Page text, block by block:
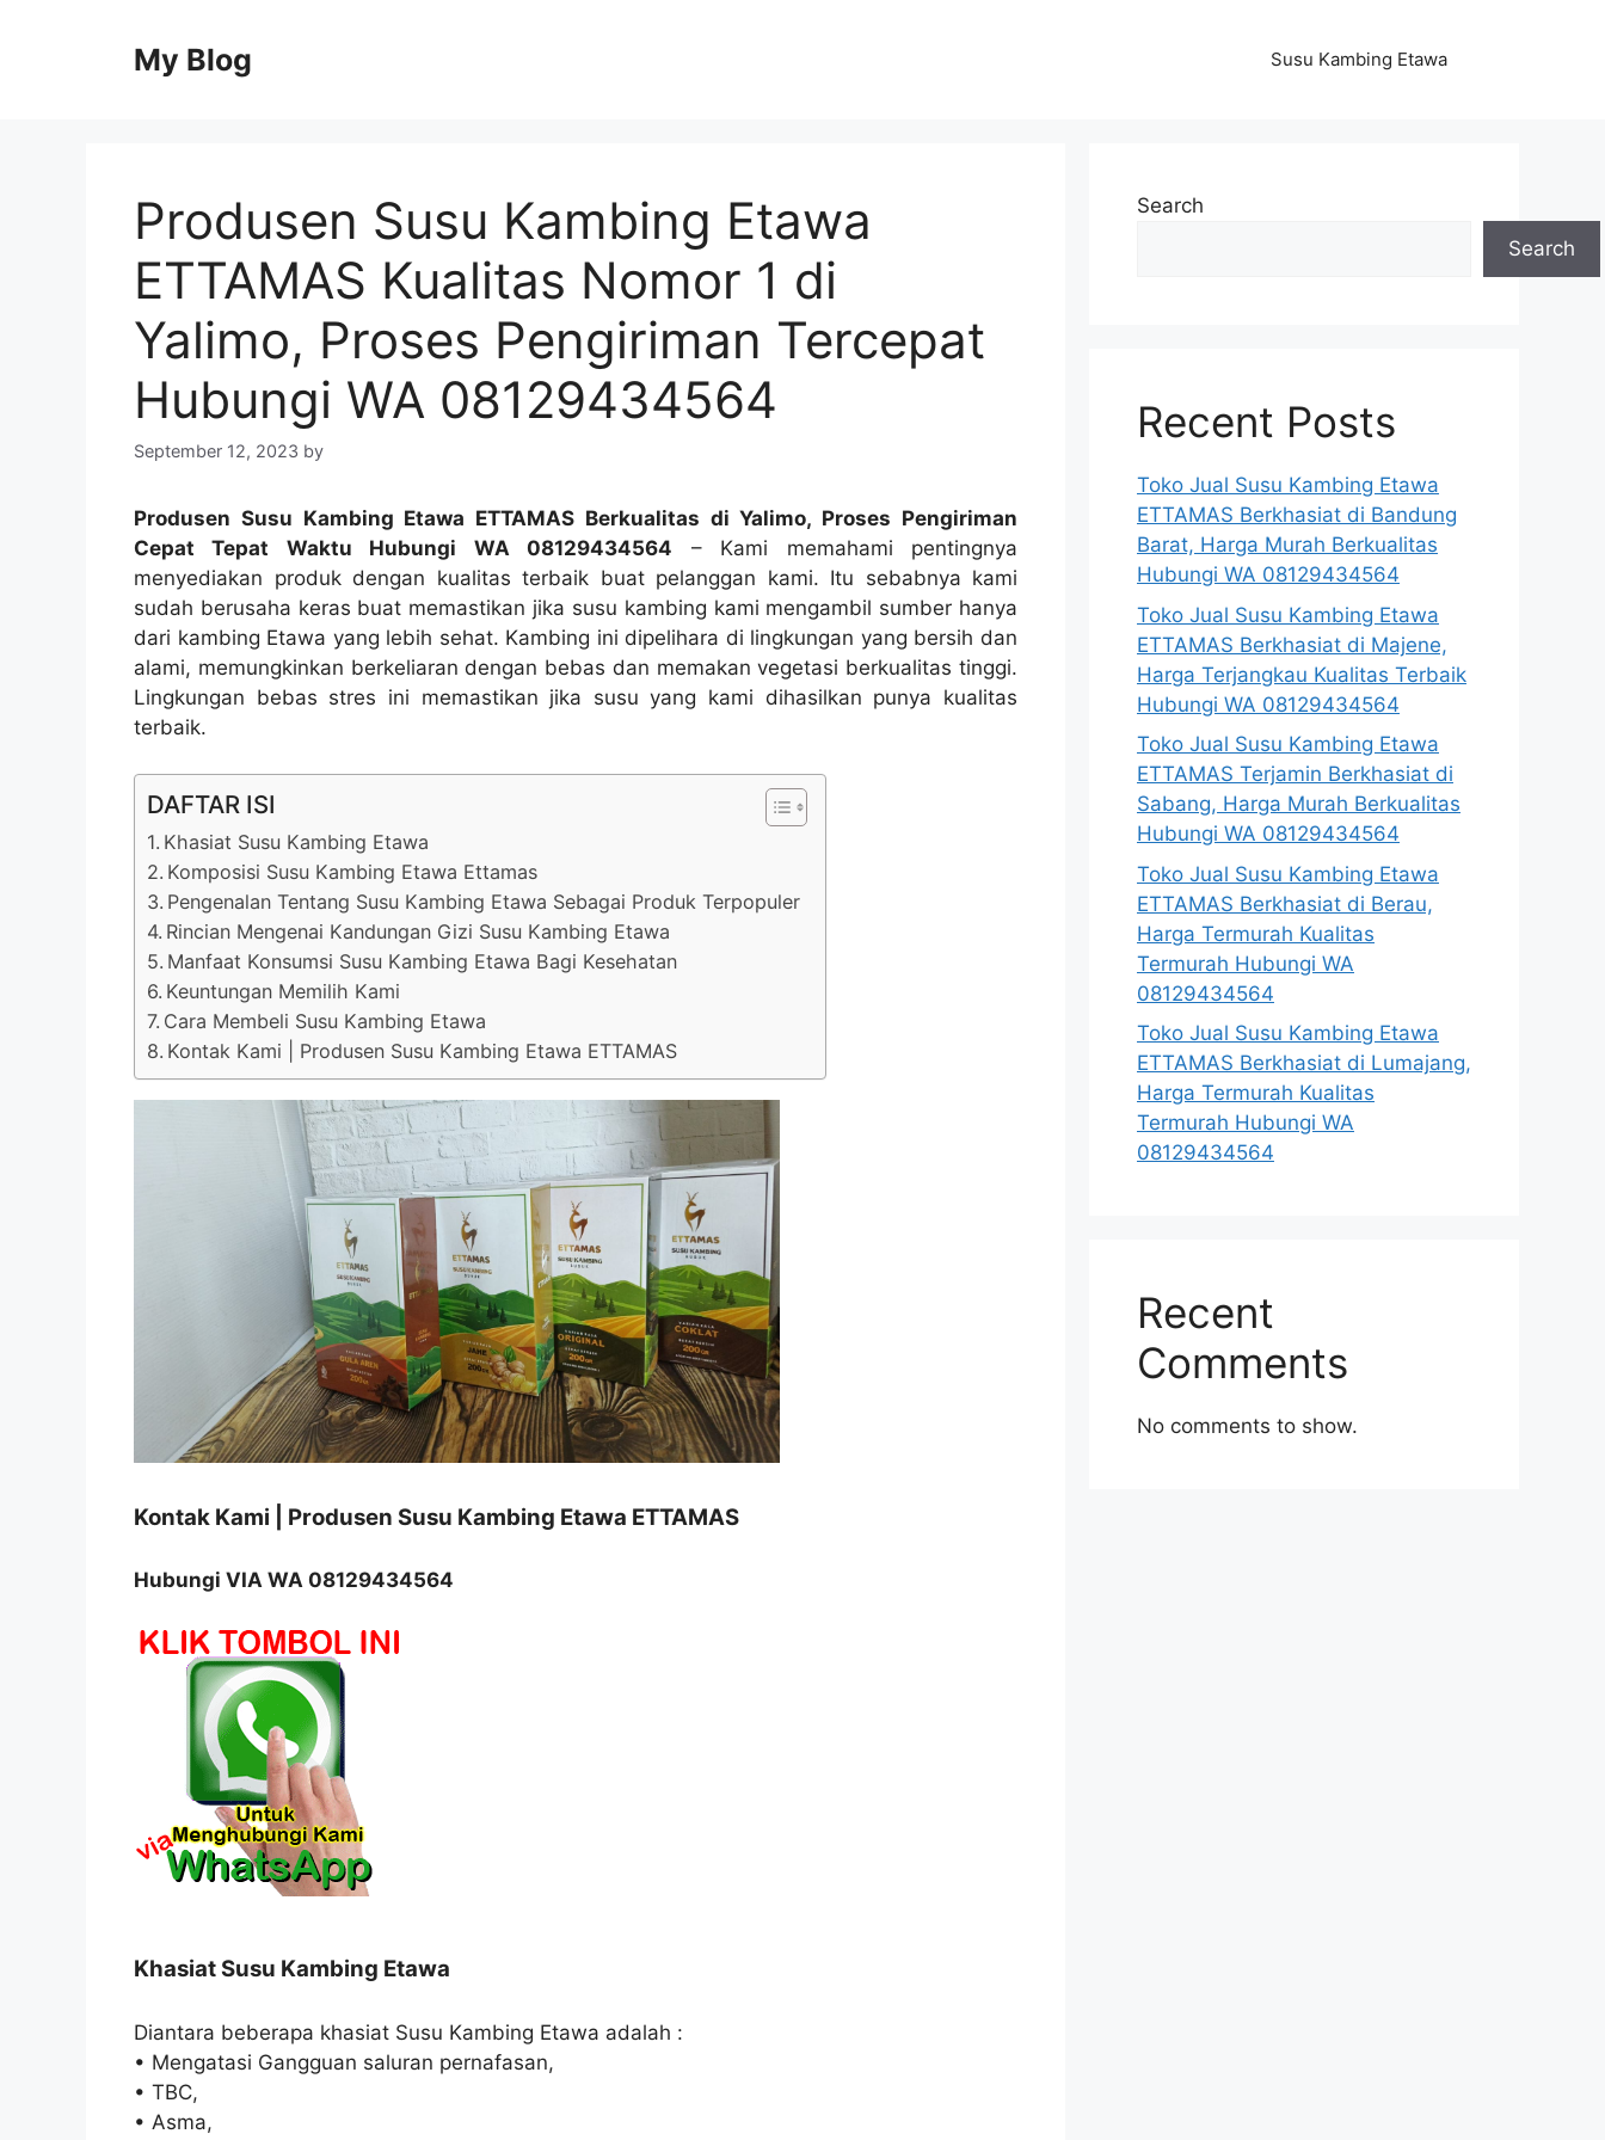
My Blog Susu Kambing Etawa
Produsen Susu Kambing Etawa
ETTAMAS Kualitas Nomor 1 di
Yalimo, Proses Pengiriman Tercepat
Hubungi WA 08129434564
September 12, 2023 by
Produsen Susu Kambing Etawa ETTAMAS Berkualitas di Yalimo, Proses Pengiriman
Cepat Tepat Waktu Hubungi WA 08129434564 – Kami memahami pentingnya
menyediakan produk dengan kualitas terbaik buat pelanggan kami. Itu sebabnya kami
sudah berusaha keras buat memastikan jika susu kambing kami mengambil sumber hanya
dari kambing Etawa yang lebih sehat. Kambing ini dipelihara di lingkungan yang bersih dan
alami, memungkinkan berkeliaran dengan bebas dan memakan vegetasi berkualitas tinggi.
Lingkungan bebas stres ini memastikan jika susu yang kami dihasilkan punya kualitas
terbaik.
DAFTAR ISI
Khasiat Susu Kambing Etawa
Komposisi Susu Kambing Etawa Ettamas
Pengenalan Tentang Susu Kambing Etawa Sebagai Produk Terpopuler
Rincian Mengenai Kandungan Gizi Susu Kambing Etawa
Manfaat Konsumsi Susu Kambing Etawa Bagi Kesehatan
Keuntungan Memilih Kami
Cara Membeli Susu Kambing Etawa
Kontak Kami | Produsen Susu Kambing Etawa ETTAMAS
Kontak Kami | Produsen Susu Kambing Etawa ETTAMAS
Hubungi VIA WA 08129434564
Khasiat Susu Kambing Etawa
Diantara beberapa khasiat Susu Kambing Etawa adalah :
• Mengatasi Gangguan saluran pernafasan,
• TBC,
• Asma,
Search
Search
Recent Posts
Toko Jual Susu Kambing Etawa
ETTAMAS Berkhasiat di Bandung
Barat, Harga Murah Berkualitas
Hubungi WA 08129434564
Toko Jual Susu Kambing Etawa
ETTAMAS Berkhasiat di Majene,
Harga Terjangkau Kualitas Terbaik
Hubungi WA 08129434564
Toko Jual Susu Kambing Etawa
ETTAMAS Terjamin Berkhasiat di
Sabang, Harga Murah Berkualitas
Hubungi WA 08129434564
Toko Jual Susu Kambing Etawa
ETTAMAS Berkhasiat di Berau,
Harga Termurah Kualitas
Termurah Hubungi WA
08129434564
Toko Jual Susu Kambing Etawa
ETTAMAS Berkhasiat di Lumajang,
Harga Termurah Kualitas
Termurah Hubungi WA
08129434564
Recent
Comments
No comments to show.